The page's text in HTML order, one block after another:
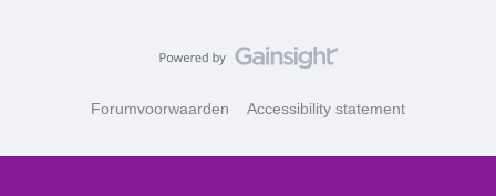
Forumvoorwaarden Accessibility statement